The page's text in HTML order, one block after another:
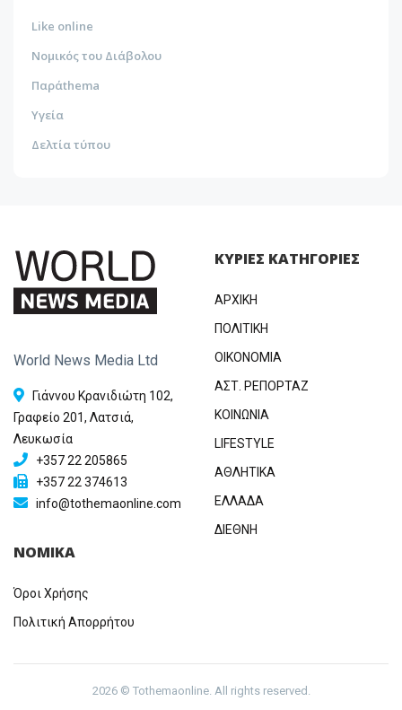
Like online
Νομικός του Διάβολου
Παράthema
Υγεία
Δελτία τύπου
World News Media Ltd
Γιάννου Κρανιδιώτη 102,
Γραφείο 201, Λατσιά,
Λευκωσία
+357 22 205865
+357 22 374613
info@tothemaonline.com
ΚΥΡΙΕΣ ΚΑΤΗΓΟΡΙΕΣ
ΑΡΧΙΚΗ
ΠΟΛΙΤΙΚΗ
OIKONOMIA
ΑΣΤ. ΡΕΠΟΡΤΑΖ
ΚΟΙΝΩΝΙΑ
LIFESTYLE
ΑΘΛΗΤΙΚΑ
ΕΛΛΑΔΑ
ΔΙΕΘΝΗ
ΝΟΜΙΚΑ
Όροι Χρήσης
Πολιτική Απορρήτου
2026 © Tothemaonline. All rights reserved.